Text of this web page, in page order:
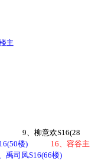
主
9 、柳意欢S16(28
楼) 16 、容谷主
、禹司凤S16(66楼)